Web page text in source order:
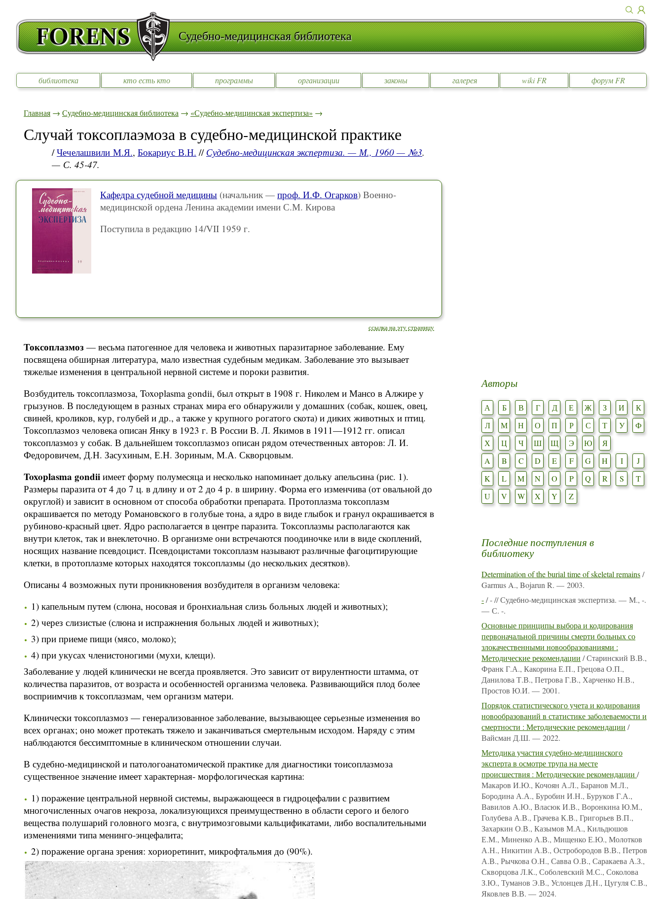
Судебно-медицинская библиотека
библиотека кто есть кто программы организации законы галерея wiki FR форум FR
Главная → Судебно-медицинская библиотека → «Судебно-медицинская экспертиза» →
Случай токсоплаэмоза в судебно-медицинской практике
/Чечелашвили М.Я., Бокариус В.Н. // Судебно-медицинская экспертиза. — М., 1960 — №3.
— С. 45-47.
Кафедра судебной медицины (начальник — проф. И.Ф. Огарков) Военно-
медицинской ордена Ленина академии имени С.М. Кирова
Поступила в редакцию 14/VII 1959 г.
ссылка на эту страницу
Токсоплазмоз — весьма патогенное для человека и животных паразитарное заболевание. Ему
посвящена обширная литература, мало известная судебным медикам. Заболевание это вызывает
тяжелые изменения в центральной нервной системе и пороки развития.
Возбудитель токсоплазмоза, Toxoplasma gondii, был открыт в 1908 г. Николем и Мансо в Алжире у
грызунов. В последующем в разных странах мира его обнаружили у домашних (собак, кошек, овец,
свиней, кроликов, кур, голубей и др., а также у крупного рогатого скота) и диких животных и птиц.
Токсоплазмоз человека описан Янку в 1923 г. В России В. Л. Якимов в 1911—1912 гг. описал
токсоплазмоз у собак. В дальнейшем токсоплазмоз описан рядом отечественных авторов: Л. И.
Федоровичем, Д.Н. Засухиным, Е.Н. Зориным, М.А. Скворцовым.
Toxoplasma gondii имеет форму полумесяца и несколько напоминает дольку апельсина (рис. 1).
Размеры паразита от 4 до 7 ц. в длину и от 2 до 4 р. в ширину. Форма его изменчива (от овальной до
округлой) и зависит в основном от способа обработки препарата. Протоплазма токсоплазм
окрашивается по методу Романовского в голубые тона, а ядро в виде глыбок и гранул окрашивается в
рубиново-красный цвет. Ядро располагается в центре паразита. Токсоплазмы располагаются как
внутри клеток, так и внеклеточно. В организме они встречаются поодиночке или в виде скоплений,
носящих название псевдоцист. Псевдоцистами токсоплазм называют различные фагоцитирующие
клетки, в протоплазме которых находятся токсоплазмы (до нескольких десятков).
Описаны 4 возможных пути проникновения возбудителя в организм человека:
1) капельным путем (слюна, носовая и бронхиальная слизь больных людей и животных);
2) через слизистые (слюна и испражнения больных людей и животных);
3) при приеме пищи (мясо, молоко);
4) при укусах членистоногими (мухи, клещи).
Заболевание у людей клинически не всегда проявляется. Это зависит от вирулентности штамма, от
количества паразитов, от возраста и особенностей организма человека. Развивающийся плод более
восприимчив к токсоплазмам, чем организм матери.
Клинически токсоплазмоз — генерализованное заболевание, вызывающее серьезные изменения во
всех органах; оно может протекать тяжело и заканчиваться смертельным исходом. Наряду с этим
наблюдаются бессимптомные в клиническом отношении случаи.
В судебно-медицинской и патологоанатомической практике для диагностики тоисоплазмоза
существенное значение имеет характерная- морфологическая картина:
1) поражение центральной нервной системы, выражающееся в гидроцефалии с развитием
многочисленных очагов некроза, локализующихся преимущественно в области серого и белого
вещества полушарий головного мозга, с внутримозговыми кальцификатами, либо воспалительными
изменениями типа менинго-энцефалита;
2) поражение органа зрения: хориоретинит, микрофтальмия до (90%).
Авторы
А Б В Г Д Е Ж З И
К
Л
М Н О П Р С Т У
Ф
Х
Ц Ч Ш Щ Э Ю
Я
A
B C D E F G H I
J
K
L M N O P Q R S
T
U
V W X Y Z
Последние поступления в
библиотеку
Determination of the burial time of skeletal remains/
Garmus A., Bojarun R. — 2003.
-/ - // Судебно-медицинская экспертиза. — М., -.
— С. -.
Основные принципы выбора и кодирования
первоначальной причины смерти больных со
злокачественными новообразованиями :
Методические рекомендации / Старинский В.В.,
Франк Г.А., Какорина Е.П., Грецова О.П.,
Данилова Т.В., Петрова Г.В., Харченко Н.В.,
Простов Ю.И. — 2001.
Порядок статистического учета и кодирования
новообразований в статистике заболеваемости и
смертности : Методические рекомендации /
Вайсман Д.Ш. — 2022.
Методика участия судебно-медицинского
эксперта в осмотре трупа на месте
происшествия : Методические рекомендации /
Макаров И.Ю., Кочоян А.Л., Баранов М.Л.,
Бородина А.А., Буробин И.Н., Буруков Г.А.,
Вавилов А.Ю., Власюк И.В., Воронкина Ю.М.,
Голубева А.В., Грачева К.В., Григорьев В.П.,
Захаркин О.В., Казымов М.А., Кильдюшов
Е.М., Миненко А.В., Мищенко Е.Ю., Молотков
А.Н., Никитин А.В., Остробородов В.В., Петров
А.В., Рычкова О.Н., Савва О.В., Саракаева А.З.,
Скворцова Л.К., Соболевский М.С., Соколова
З.Ю., Туманов Э.В., Услонцев Д.Н., Цугуля С.В.,
Яковлев В.В. — 2024.